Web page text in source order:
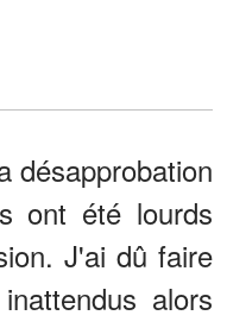
désapprobation
ont été lourds
J'ai dû faire
alors